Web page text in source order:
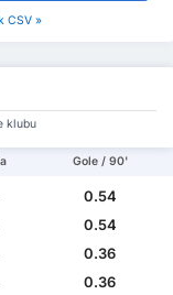
CSV »
klubu
Gole / 90'
0.54
0.54
0.36
0.36